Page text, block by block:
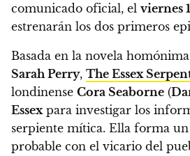
comunicado oficial, el viernes
estrenarán los dos primeros
Basada en la novela
Sarah Perry, The Essex
londinense Cora Seaborne (
Essex para investigar los
serpiente mítica. Ella forma
probable con el vicario del